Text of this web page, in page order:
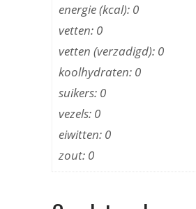
energie (kcal): 0
vetten: 0
vetten (verzadigd): 0
koolhydraten: 0
suikers: 0
vezels: 0
eiwitten: 0
zout: 0